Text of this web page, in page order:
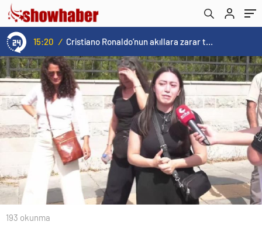
15:20 / Cristiano Ronaldo’nun akıllara zarar tüm kariyerinin istatistiğini çıkardık !
193 okunma
olabilir?